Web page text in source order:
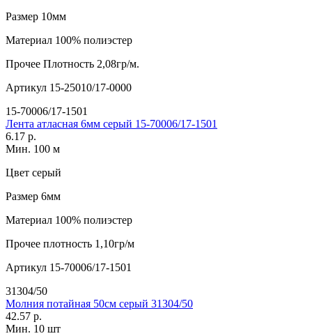
Размер 10мм
Материал 100% полиэстер
Прочее Плотность 2,08гр/м.
Артикул 15-25010/17-0000
15-70006/17-1501
Лента атласная 6мм серый 15-70006/17-1501
6.17 р.
Мин. 100 м
Цвет серый
Размер 6мм
Материал 100% полиэстер
Прочее плотность 1,10гр/м
Артикул 15-70006/17-1501
31304/50
Молния потайная 50см серый 31304/50
42.57 р.
Мин. 10 шт